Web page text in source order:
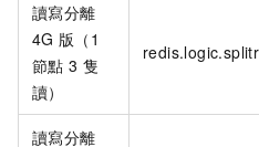
讀寫分離
4G 版（1
節點 3 隻
讀）
讀寫分離